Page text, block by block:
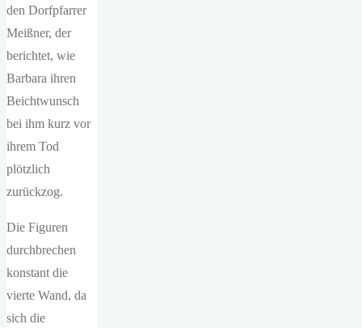
den Dorfpfarrer
Meißner, der
berichtet, wie
Barbara ihren
Beichtwunsch
bei ihm kurz vor
ihrem Tod
plötzlich
zurückzog.
Die Figuren
durchbrechen
konstant die
vierte Wand, da
sich die